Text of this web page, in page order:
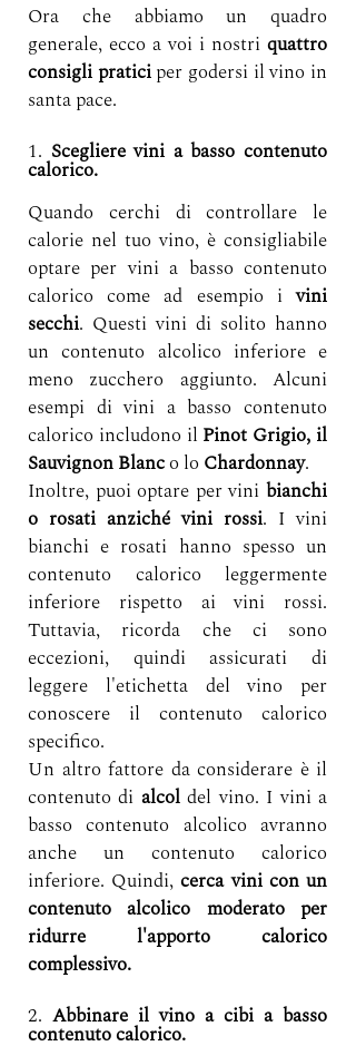
Ora che abbiamo un quadro
generale, ecco a voi i nostri quattro
consigli pratici per godersi il vino in
santa pace.
1. Scegliere vini a basso contenuto
calorico.
Quando cerchi di controllare le
calorie nel tuo vino, è consigliabile
optare per vini a basso contenuto
calorico come ad esempio i vini
secchi. Questi vini di solito hanno
un contenuto alcolico inferiore e
meno zucchero aggiunto. Alcuni
esempi di vini a basso contenuto
calorico includono il Pinot Grigio, il
Sauvignon Blanc o lo Chardonnay.
Inoltre, puoi optare per vini bianchi
o rosati anziché vini rossi. I vini
bianchi e rosati hanno spesso un
contenuto calorico leggermente
inferiore rispetto ai vini rossi.
Tuttavia, ricorda che ci sono
eccezioni, quindi assicurati di
leggere l'etichetta del vino per
conoscere il contenuto calorico
specifico.
Un altro fattore da considerare è il
contenuto di alcol del vino. I vini a
basso contenuto alcolico avranno
anche un contenuto calorico
inferiore. Quindi, cerca vini con un
contenuto alcolico moderato per
ridurre l'apporto calorico
complessivo.
2. Abbinare il vino a cibi a basso
contenuto calorico.